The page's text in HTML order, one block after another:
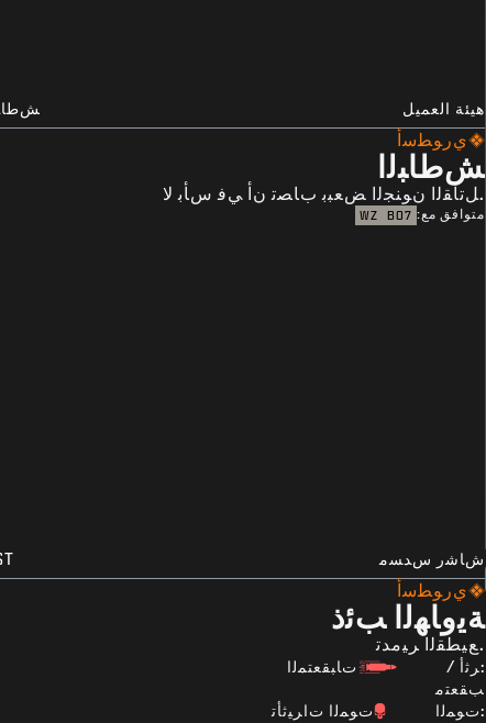
هيئة العميل
ﻱﺭﻮﻄﺳﺃ
ﺶﻃﺎﺒﻟﺍ
.ﻞﺗﺎﻘﻟﺍ ﻥﻮﻨﺠﻟﺍ ﺾﻌﺒﺑ ﺏﺎﺼﺗ ﻥﺃ ﻲﻓ ﺱﺄﺑ ﻻ
متوافق مع: BO7
WZ
ﺵﺎﺷﺭ ﺱﺪﺴﻣ
ﻱﺭﻮﻄﺳﺃ
ﺔﻳﻭﺎﻬﻟﺍ ﺐﺋﺫ
.ﻊﻴﻄﻘﻟﺍ ﺮﻴﻣﺪﺗ
:ﺮﺛﺃ /
ﺐﻘﻌﺘﻣ
ﺕﺎﺒﻘﻌﺘﻤﻟﺍ
:ﺕﻮﻤﻟﺍ
ﺕﻮﻤﻟﺍ ﺕﺍﺮﻴﺛﺄﺗ